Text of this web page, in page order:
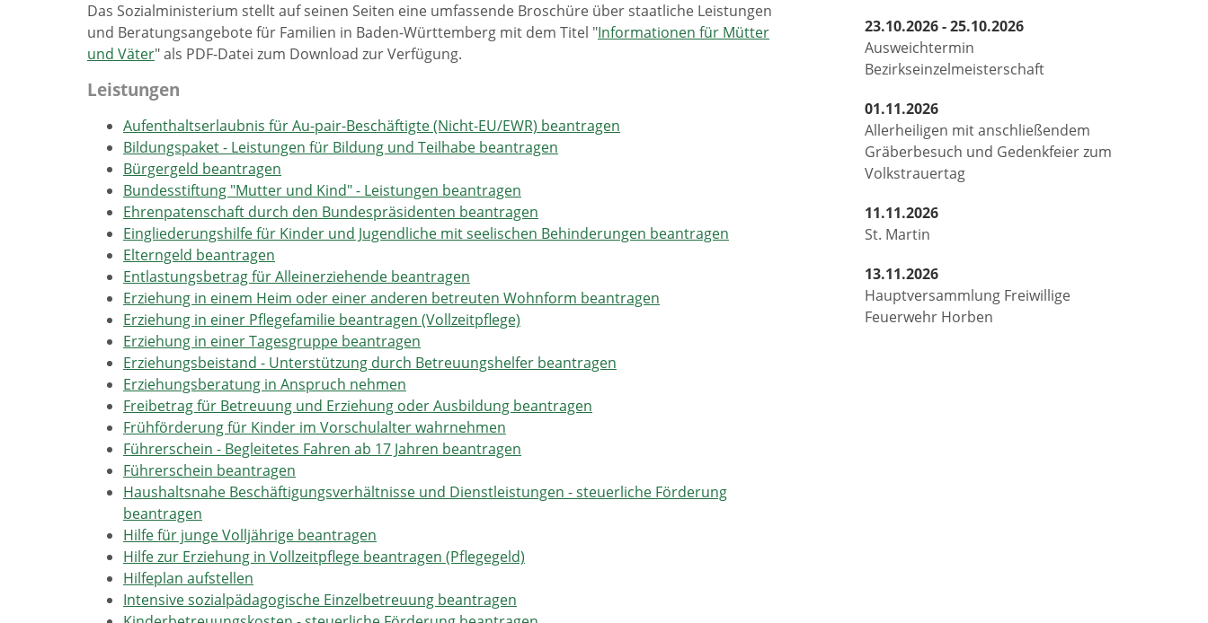
Das Sozialministerium stellt auf seinen Seiten eine umfassende Broschüre über staatliche Leistungen
und Beratungsangebote für Familien in Baden-Württemberg mit dem Titel "Informationen für Mütter
und Väter" als PDF-Datei zum Download zur Verfügung.
Leistungen
Aufenthaltserlaubnis für Au-pair-Beschäftigte (Nicht-EU/EWR) beantragen
Bildungspaket - Leistungen für Bildung und Teilhabe beantragen
Bürgergeld beantragen
Bundesstiftung "Mutter und Kind" - Leistungen beantragen
Ehrenpatenschaft durch den Bundespräsidenten beantragen
Eingliederungshilfe für Kinder und Jugendliche mit seelischen Behinderungen beantragen
Elterngeld beantragen
Entlastungsbetrag für Alleinerziehende beantragen
Erziehung in einem Heim oder einer anderen betreuten Wohnform beantragen
Erziehung in einer Pflegefamilie beantragen (Vollzeitpflege)
Erziehung in einer Tagesgruppe beantragen
Erziehungsbeistand - Unterstützung durch Betreuungshelfer beantragen
Erziehungsberatung in Anspruch nehmen
Freibetrag für Betreuung und Erziehung oder Ausbildung beantragen
Frühförderung für Kinder im Vorschulalter wahrnehmen
Führerschein - Begleitetes Fahren ab 17 Jahren beantragen
Führerschein beantragen
Haushaltsnahe Beschäftigungsverhältnisse und Dienstleistungen - steuerliche Förderung
beantragen
Hilfe für junge Volljährige beantragen
Hilfe zur Erziehung in Vollzeitpflege beantragen (Pflegegeld)
Hilfeplan aufstellen
Intensive sozialpädagogische Einzelbetreuung beantragen
23.10.2026 - 25.10.2026
Ausweichtermin
Bezirkseinzelmeisterschaft
01.11.2026
Allerheiligen mit anschließendem
Gräberbesuch und Gedenkfeier zum
Volkstrauertag
11.11.2026
St. Martin
13.11.2026
Hauptversammlung Freiwillige
Feuerwehr Horben